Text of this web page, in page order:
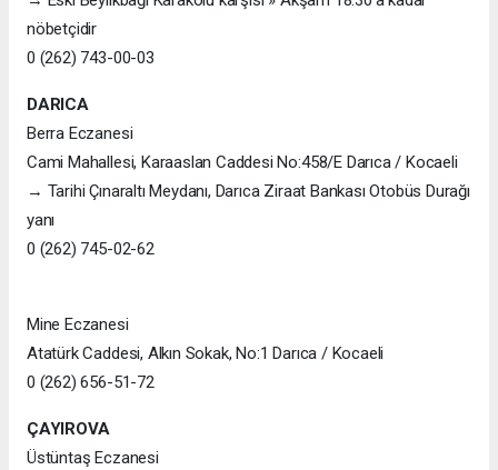
nöbetçidir
0 (262) 743-00-03
DARICA
Berra Eczanesi
Cami Mahallesi, Karaaslan Caddesi No:458/E Darıca / Kocaeli
→ Tarihi Çınaraltı Meydanı, Darıca Ziraat Bankası Otobüs Durağı
yanı
0 (262) 745-02-62
Mine Eczanesi
Atatürk Caddesi, Alkın Sokak, No:1 Darıca / Kocaeli
0 (262) 656-51-72
ÇAYIROVA
Üstüntaş Eczanesi